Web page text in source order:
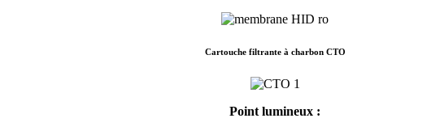
Cartouche filtrante à charbon CTO
Point lumineux :